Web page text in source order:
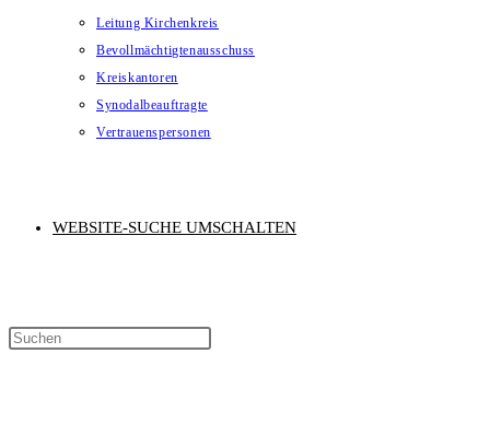
Leitung Kirchenkreis
Bevollmächtigtenausschuss
Kreiskantoren
Synodalbeauftragte
Vertrauenspersonen
WEBSITE-SUCHE UMSCHALTEN